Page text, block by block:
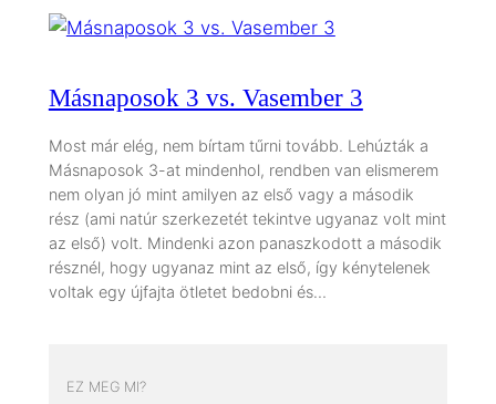
Másnaposok 3 vs. Vasember 3
Most már elég, nem bírtam tűrni tovább. Lehúzták a
Másnaposok 3-at mindenhol, rendben van elismerem
nem olyan jó mint amilyen az első vagy a második
rész (ami natúr szerkezetét tekintve ugyanaz volt mint
az első) volt. Mindenki azon panaszkodott a második
résznél, hogy ugyanaz mint az első, így kénytelenek
voltak egy újfajta ötletet bedobni és…
EZ MEG MI?